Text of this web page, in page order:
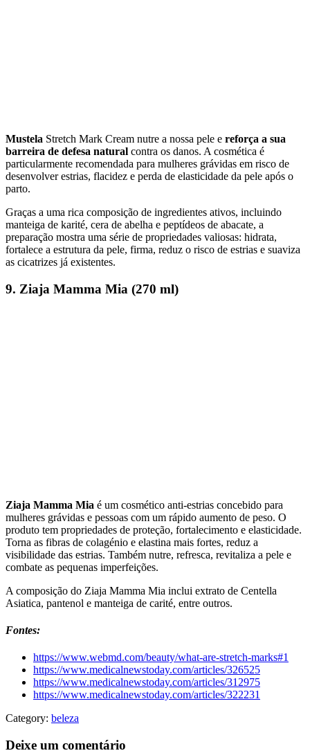
Mustela Stretch Mark Cream nutre a nossa pele e reforça a sua
barreira de defesa natural contra os danos. A cosmética é
particularmente recomendada para mulheres grávidas em risco de
desenvolver estrias, flacidez e perda de elasticidade da pele após o
parto.
Graças a uma rica composição de ingredientes ativos, incluindo
manteiga de karité, cera de abelha e peptídeos de abacate, a
preparação mostra uma série de propriedades valiosas: hidrata,
fortalece a estrutura da pele, firma, reduz o risco de estrias e suaviza
as cicatrizes já existentes.
9. Ziaja Mamma Mia (270 ml)
Ziaja Mamma Mia é um cosmético anti-estrias concebido para
mulheres grávidas e pessoas com um rápido aumento de peso. O
produto tem propriedades de proteção, fortalecimento e elasticidade.
Torna as fibras de colagénio e elastina mais fortes, reduz a
visibilidade das estrias. Também nutre, refresca, revitaliza a pele e
combate as pequenas imperfeições.
A composição do Ziaja Mamma Mia inclui extrato de Centella
Asiatica, pantenol e manteiga de carité, entre outros.
Fontes:
https://www.webmd.com/beauty/what-are-stretch-marks#1
https://www.medicalnewstoday.com/articles/326525
https://www.medicalnewstoday.com/articles/312975
https://www.medicalnewstoday.com/articles/322231
Category: beleza
Deixe um comentário